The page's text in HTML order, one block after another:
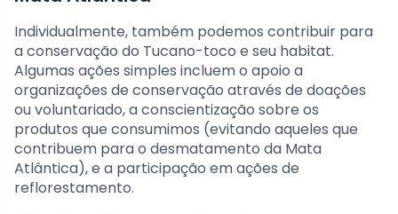
Individualmente, também podemos contribuir para
a conservação do Tucano-toco e seu habitat.
Algumas ações simples incluem o apoio a
organizações de conservação através de doações
ou voluntariado, a conscientização sobre os
produtos que consumimos (evitando aqueles que
contribuem para o desmatamento da Mata
Atlântica), e a participação em ações de
reflorestamento.